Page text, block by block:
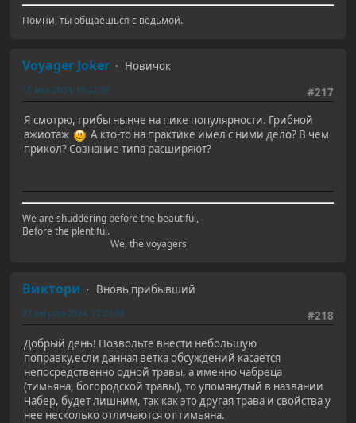
Помни, ты общаешься с ведьмой.
Voyager Joker
Новичок
#217
15 мая 2024, 18:22:55
Я смотрю, грибы нынче на пике популярности. Грибной
ажиотаж
А кто-то на практике имел с ними дело? В чем
прикол? Сознание типа расширяют?
We are shuddering before the beautiful,
Before the plentiful.
We, the voyagers
Виктори
Вновь прибывший
#218
27 августа 2024, 17:21:38
Добрый день! Позвольте внести небольшую
поправку,если данная ветка обсуждений касается
непосредственно одной травы, а именно чабреца
(тимьяна, богородской травы), то упомянутый в названии
Чабер, будет лишним, так как это другая трава и свойства у
нее несколько отличаются от тимьяна.